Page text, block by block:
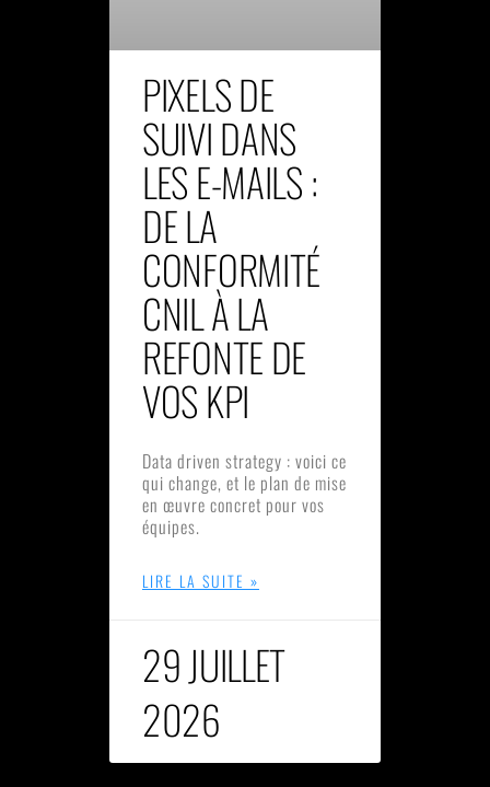
PIXELS DE
SUIVI DANS
LES E-MAILS :
DE LA
CONFORMITÉ
CNIL À LA
REFONTE DE
VOS KPI
Data driven strategy : voici ce
qui change, et le plan de mise
en œuvre concret pour vos
équipes.
LIRE LA SUITE »
29 JUILLET
2026